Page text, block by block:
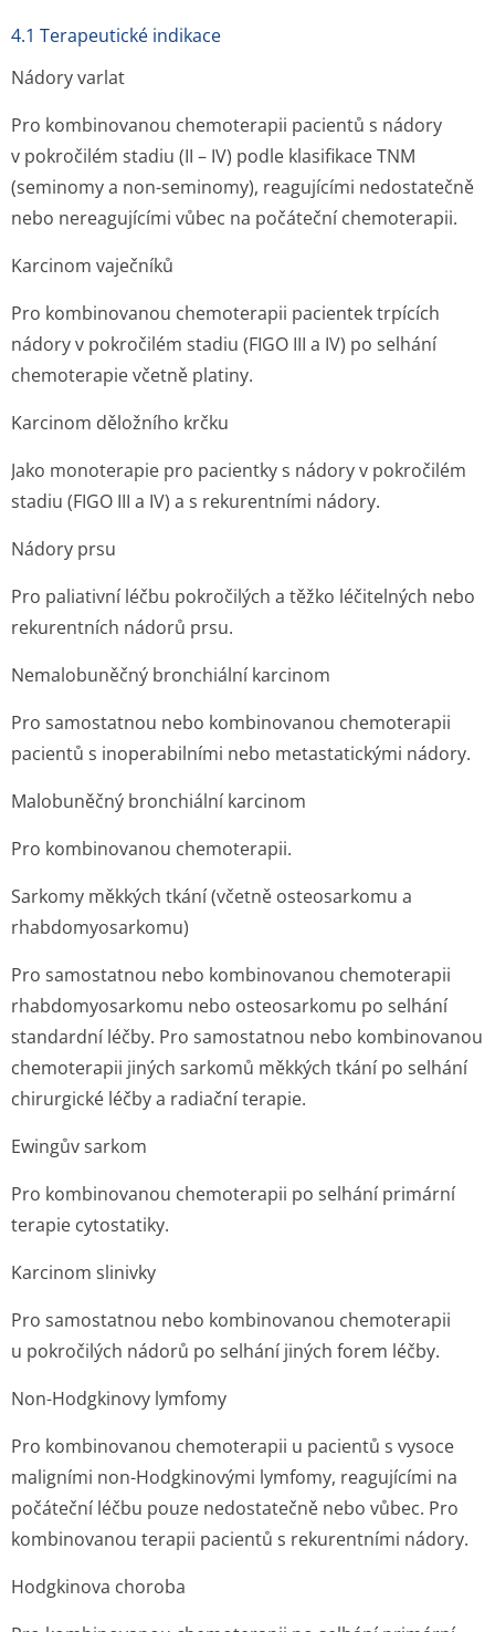
4.1 Terapeutické indikace
Nádory varlat
Pro kombinovanou chemoterapii pacientů s nádory
v pokročilém stadiu (II – IV) podle klasifikace TNM
(seminomy a non-seminomy), reagujícími nedostatečně
nebo nereagujícími vůbec na počáteční chemoterapii.
Karcinom vaječníků
Pro kombinovanou chemoterapii pacientek trpících
nádory v pokročilém stadiu (FIGO III a IV) po selhání
chemoterapie včetně platiny.
Karcinom děložního krčku
Jako monoterapie pro pacientky s nádory v pokročilém
stadiu (FIGO III a IV) a s rekurentními nádory.
Nádory prsu
Pro paliativní léčbu pokročilých a těžko léčitelných nebo
rekurentních nádorů prsu.
Nemalobuněčný bronchiální karcinom
Pro samostatnou nebo kombinovanou chemoterapii
pacientů s inoperabilními nebo metastatickými nádory.
Malobuněčný bronchiální karcinom
Pro kombinovanou chemoterapii.
Sarkomy měkkých tkání (včetně osteosarkomu a
rhabdomyosarkomu)
Pro samostatnou nebo kombinovanou chemoterapii
rhabdomyosarkomu nebo osteosarkomu po selhání
standardní léčby. Pro samostatnou nebo kombinovanou
chemoterapii jiných sarkomů měkkých tkání po selhání
chirurgické léčby a radiační terapie.
Ewingův sarkom
Pro kombinovanou chemoterapii po selhání primární
terapie cytostatiky.
Karcinom slinivky
Pro samostatnou nebo kombinovanou chemoterapii
u pokročilých nádorů po selhání jiných forem léčby.
Non-Hodgkinovy lymfomy
Pro kombinovanou chemoterapii u pacientů s vysoce
maligními non-Hodgkinovými lymfomy, reagujícími na
počáteční léčbu pouze nedostatečně nebo vůbec. Pro
kombinovanou terapii pacientů s rekurentními nádory.
Hodgkinova choroba